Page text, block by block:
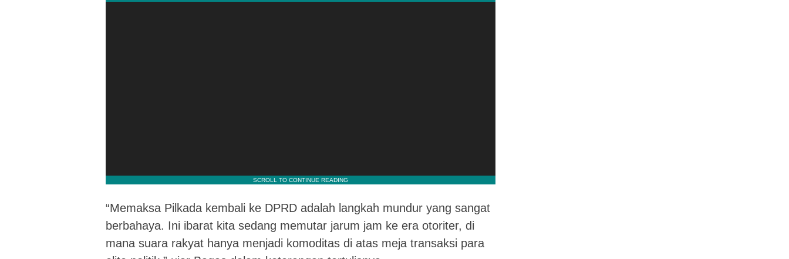
“Memaksa Pilkada kembali ke DPRD adalah langkah mundur yang sangat
berbahaya. Ini ibarat kita sedang memutar jarum jam ke era otoriter, di
mana suara rakyat hanya menjadi komoditas di atas meja transaksi para